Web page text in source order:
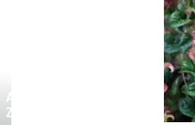
AGAPANTHUS
ZAMBEZI